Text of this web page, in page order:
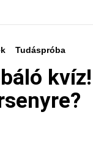
Tudáspróba